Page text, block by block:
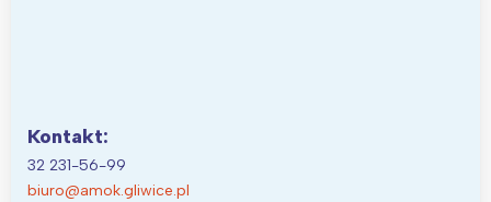
Kontakt:
32 231-56-99
biuro@amok.gliwice.pl